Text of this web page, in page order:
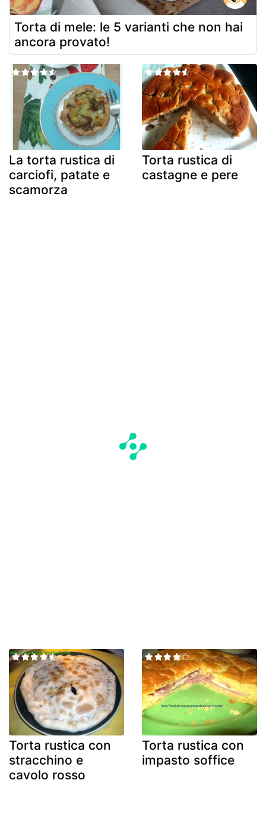
Torta di mele: le 5 varianti che non hai
ancora provato!
La torta rustica di
carciofi, patate e
scamorza
Torta rustica di
castagne e pere
Torta rustica con
stracchino e
cavolo rosso
Torta rustica con
impasto soffice